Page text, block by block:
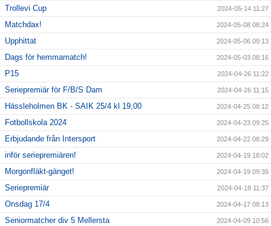
Trollevi Cup 2024-05-14 11:27
Matchdax! 2024-05-08 08:24
Upphittat 2024-05-06 09:13
Dags för hemmamatch! 2024-05-03 08:16
P15 2024-04-26 11:22
Seriepremiär för F/B/S Dam 2024-04-26 11:15
Hässleholmen BK - SAIK 25/4 kl 19,00 2024-04-25 08:12
Fotbollskola 2024 2024-04-23 09:25
Erbjudande från Intersport 2024-04-22 08:29
inför seriepremiären! 2024-04-19 18:02
Morgonfläkt-gänget! 2024-04-19 09:35
Seriepremiär 2024-04-18 11:37
Onsdag 17/4 2024-04-17 08:13
Seniormatcher div 5 Mellersta 2024-04-09 10:56